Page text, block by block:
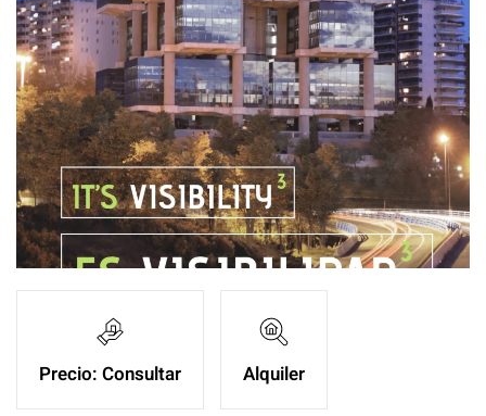
Ampliar
Precio: Consultar Alquiler